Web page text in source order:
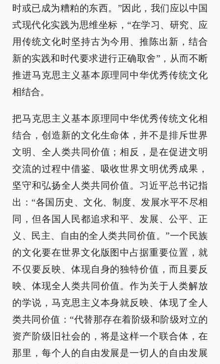
时或已成为糟粕的东西。”因此，我们应以中国
式现代化实践为思维坐标，“在学习、研究、应
用传统文化时坚持古为今用、推陈出新，结合
新的实践和时代要求进行正确取舍”，从而不断
推进马克思主义基本原理同中华优秀传统文化
相结合。
把马克思主义基本原理同中华优秀传统文化相
结合，创造新的文化生命体，并不是排斥世界
文明、全人类共同价值；相反，是在促进文明
交流的过程中借鉴、吸收世界文明优秀成果，
坚守和弘扬全人类共同价值。习近平总书记指
出：“各国历史、文化、制度、发展水平不尽相
同，但各国人民都追求和平、发展、公平、正
义、民主、自由的全人类共同价值。”一个民族
的文化要在世界文化版图中占据重要位置，就
不仅要反映、体现自身的独特价值，而且要反
映、体现全人类共同价值。作为关于人类解放
的学说，马克思主义本身就反映、体现了全人
类共同价值：“代替那存在着阶级和阶级对立的
资产阶级旧社会的，将是这样一个联合体，在
那里，每个人的自由发展是一切人的自由发展